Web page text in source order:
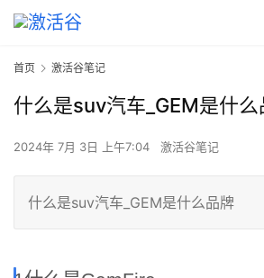
首页 激活谷笔记
什么是suv汽车_GEM是什么
2024年 7月 3日 上午7:04 激活谷笔记
什么是suv汽车_GEM是什么品牌